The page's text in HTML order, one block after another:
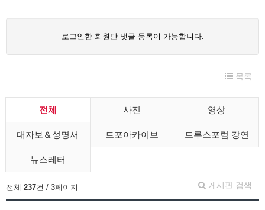
로그인한 회원만 댓글 등록이 가능합니다.
목록
전체 사진 영상
대자보＆성명서 트포아카이브 트루스포럼 강연
뉴스레터
게시판 검색
전체 237건 / 3페이지